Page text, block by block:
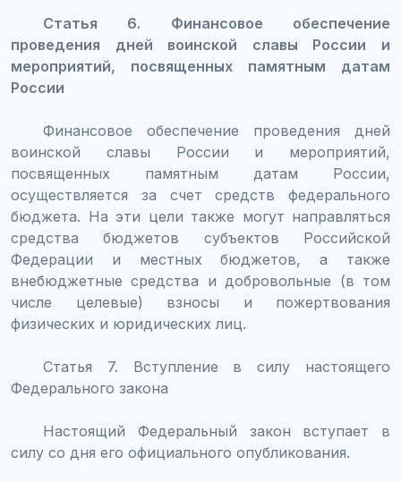
Статья 6. Финансовое обеспечение
проведения дней воинской славы России и
мероприятий, посвященных памятным датам
России
Финансовое обеспечение проведения дней
воинской славы России и мероприятий,
посвященных памятным датам России,
осуществляется за счет средств федерального
бюджета. На эти цели также могут направляться
средства бюджетов субъектов Российской
Федерации и местных бюджетов, а также
внебюджетные средства и добровольные (в том
числе целевые) взносы и пожертвования
физических и юридических лиц.
Статья 7. Вступление в силу настоящего
Федерального закона
Настоящий Федеральный закон вступает в
силу со дня его официального опубликования.